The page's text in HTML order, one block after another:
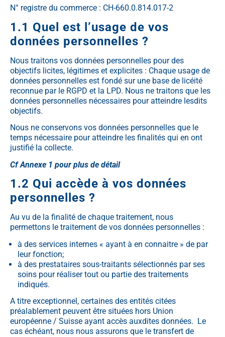
N° registre du commerce : CH-660.0.814.017-2
1.1 Quel est l’usage de vos
données personnelles ?
Nous traitons vos données personnelles pour des
objectifs licites, légitimes et explicites : Chaque usage de
données personnelles est fondé sur une base de licéité
reconnue par le RGPD et la LPD. Nous ne traitons que les
données personnelles nécessaires pour atteindre lesdits
objectifs.
Nous ne conservons vos données personnelles que le
temps nécessaire pour atteindre les finalités qui en ont
justifié la collecte.
Cf Annexe 1 pour plus de détail
1.2 Qui accède à vos données
personnelles ?
Au vu de la finalité de chaque traitement, nous
permettons le traitement de vos données personnelles :
à des services internes « ayant à en connaitre » de par
leur fonction;
à des prestataires sous-traitants sélectionnés par ses
soins pour réaliser tout ou partie des traitements
indiqués.
A titre exceptionnel, certaines des entités citées
préalablement peuvent être situées hors Union
européenne / Suisse ayant accès auxdites données. Le
cas échéant, nous nous assurons que le transfert de